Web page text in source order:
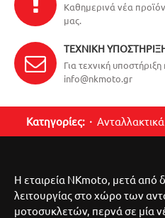
Καθημερινά νέα
μας.
ΤΕΧΝΙΚΉ
Για τεχνική
info@nkmoto.gr
Κατηγορίες:
Η εταιρεία NKmoto, μετά από
λειτουργίας στο χώρο των
μοτοσυκλετών, περνά σε μία